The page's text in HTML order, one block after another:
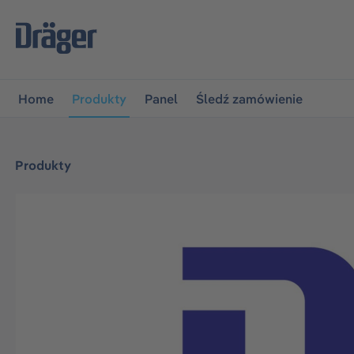
do głównej nawigacji
Home Produkty Panel Śledź zamówienie
Produkty